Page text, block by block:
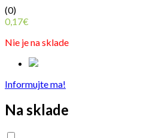
(0)
0,17€
Nie je na sklade
Informujte ma!
Na sklade